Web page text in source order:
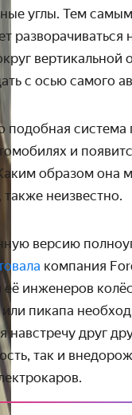
углы. Тем
разворачиваться
вертикальной
с осью самого
подобная система
и
образом она
также неизвестно.
версию
компания
её инженеров
пикапа
навстречу друг
так и